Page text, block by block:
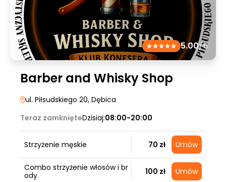
5.00/5
Barber and Whisky Shop
ul. Piłsudskiego 20, Dębica
Teraz zamknięteDzisiaj:08:00-20:00
Strzyżenie męskie 70 zł Umów
Combo strzyżenie włosów i br
ody
100 zł Umów